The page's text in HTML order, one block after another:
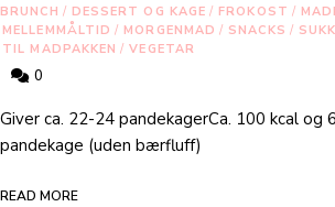
BRUNCH / DESSERT OG KAGE / FROKOST /
MELLEMMÅLTID / MORGENMAD / SNACKS /
TIL MADPAKKEN / VEGETAR
0
Giver ca. 22-24 pandekagerCa. 100 kcal og
pandekage (uden bærfluff)
READ MORE